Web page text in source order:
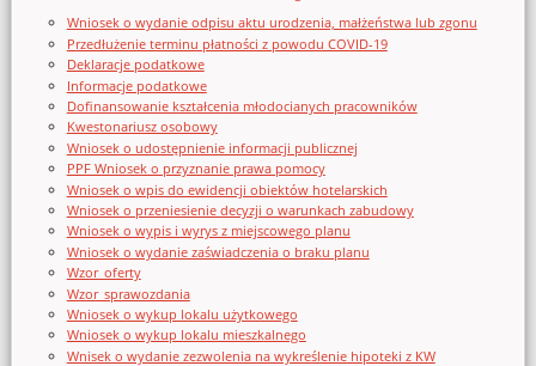
Wniosek o wydanie odpisu aktu urodzenia, małżeństwa lub zgonu
Przedłużenie terminu płatności z powodu COVID-19
Deklaracje podatkowe
Informacje podatkowe
Dofinansowanie kształcenia młodocianych pracowników
Kwestonariusz osobowy
Wniosek o udostępnienie informacji publicznej
PPF Wniosek o przyznanie prawa pomocy
Wniosek o wpis do ewidencji obiektów hotelarskich
Wniosek o przeniesienie decyzji o warunkach zabudowy
Wniosek o wypis i wyrys z miejscowego planu
Wniosek o wydanie zaświadczenia o braku planu
Wzor_oferty
Wzor_sprawozdania
Wniosek o wykup lokalu użytkowego
Wniosek o wykup lokalu mieszkalnego
Wnisek o wydanie zezwolenia na wykreślenie hipoteki z KW